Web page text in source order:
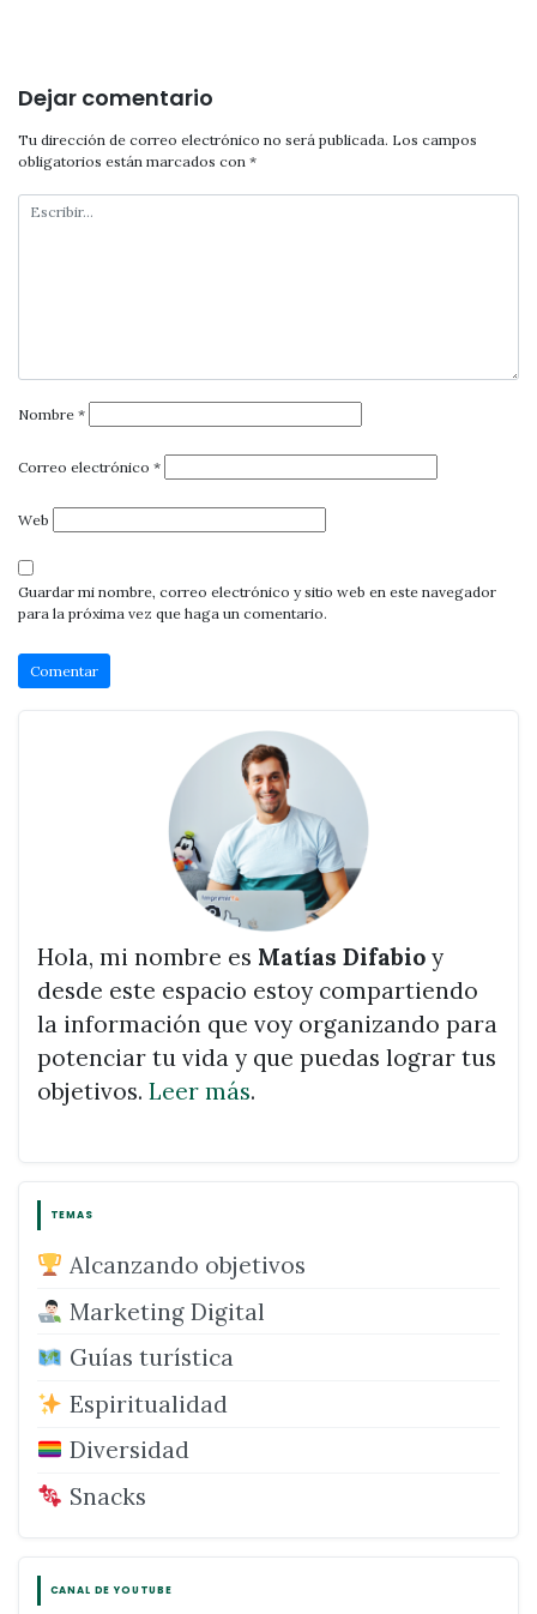
Dejar comentario
Tu dirección de correo electrónico no será publicada. Los campos
obligatorios están marcados con *
Nombre *
Correo electrónico *
Web
Guardar mi nombre, correo electrónico y sitio web en este navegador
para la próxima vez que haga un comentario.
Hola, mi nombre es Matías Difabio y
desde este espacio estoy compartiendo
la información que voy organizando para
potenciar tu vida y que puedas lograr tus
objetivos. Leer más.
TEMAS
Alcanzando objetivos
Marketing Digital
Guías turística
Espiritualidad
Diversidad
Snacks
CANAL DE YOUTUBE